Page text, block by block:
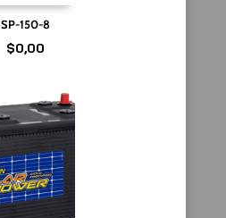
SP-150-8
$0,00